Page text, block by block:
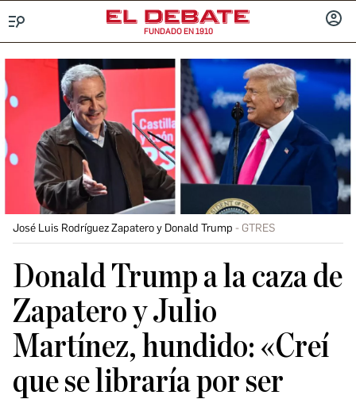
FUNDADO EN 1910
José Luis Rodríguez Zapatero y Donald Trump GTRES
Donald Trump a la caza de
Zapatero y Julio
Martínez, hundido: «Creí
que se libraría por ser